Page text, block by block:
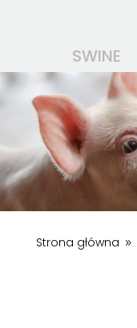
SWINE
Strona główna 9